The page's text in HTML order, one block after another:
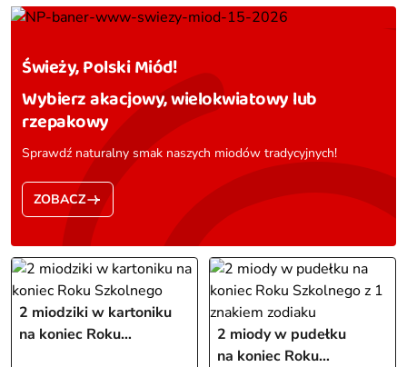
Najnowszych
Ceny od najniższej
Ceny od najwyższej
2 miodziki w kartoniku
na koniec Roku
2 miody w pudełku
na koniec Roku
Świeży, Polski Miód!
Wybierz akacjowy, wielokwiatowy lub
rzepakowy
Sprawdź naturalny smak naszych miodów tradycyjnych!
ZOBACZ